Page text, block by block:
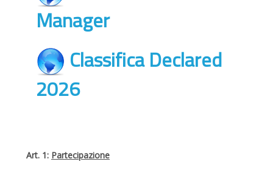
Manager
Classifica Declared
2026
Art. 1: Partecipazione